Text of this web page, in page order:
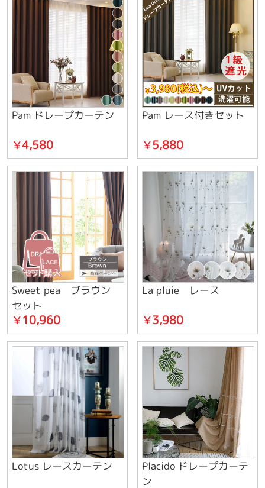
Pam ドレープカーテン
￥4,580
Pam レース付きセット
￥5,880
Sweet pea ブラウン
セット
￥10,960
La pluie レース
￥3,980
Lotus レースカーテン
Placido ドレープカーテ
ン